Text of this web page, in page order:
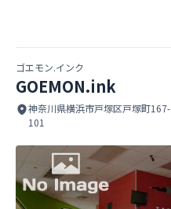
ゴエモン.インク
GOEMON.ink
神奈川県横浜市戸塚区戸塚町167-
101
GOEMON.ink